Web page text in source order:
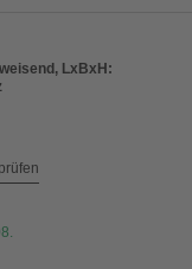
LxBxH: